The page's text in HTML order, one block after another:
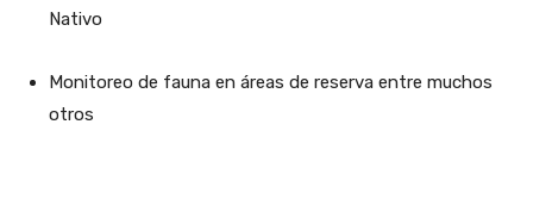
Nativo
Monitoreo de fauna en áreas de reserva entre muchos
otros